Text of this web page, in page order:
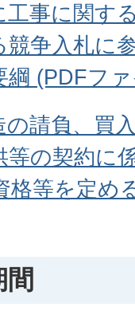
工事に関す
競争入札に
綱 (PDFフ
請負、買
等の契約に
格等を定め